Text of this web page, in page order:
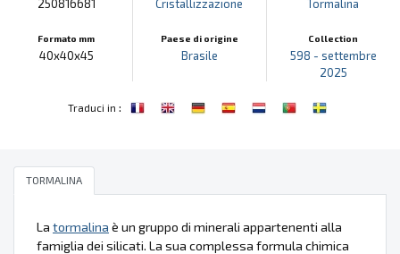
250816681
Formato mm
40x40x45
Cristallizzazione
Paese di origine
Brasile
Tormalina
Collection
598 - settembre
2025
Traduci in :
TORMALINA
La tormalina è un gruppo di minerali appartenenti alla
famiglia dei silicati. La sua complessa formula chimica